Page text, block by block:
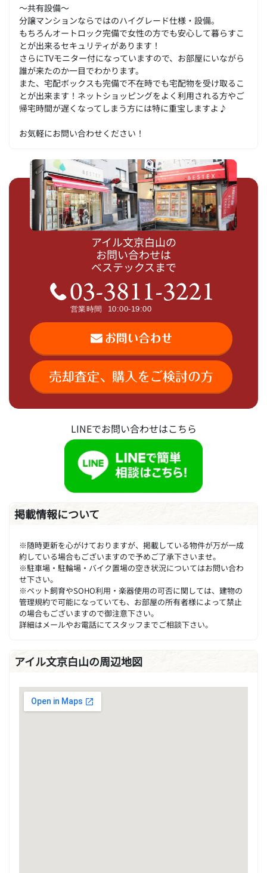
～共有設備～
分譲マンションならではのハイグレード仕様・設備。
もちろんオートロック完備で女性の方でも安心して暮らすこ
とが出来るセキュリティがあります！
さらにTVモニター付になっていますので、お部屋にいながら
誰が来たのか一目でわかります。
また、宅配ボックスも完備で不在時でも宅配物を受け取るこ
とが出来ます！ネットショッピングをよく利用される方やご
帰宅時間が遅くなってしまう方には特に重宝しますよ♪
お気軽にお問い合わせください！
アイル文京白山の
お問い合わせは
ベステックスまで
LINEでお問い合わせはこちら
掲載情報について
※随時更新を心がけておりますが、掲載している物件が万が一成
約している場合もございますので予めご了承下さいませ。
※駐車場・駐輪場・バイク置場の空き状況についてはお問い合わ
せ下さい。
※ペット飼育やSOHO利用・楽器使用の可否に関しては、建物の
管理規約で可能になっていても、お部屋の所有者様によって禁止
の場合もございますので御注意下さい。
詳細はメールやお電話にてスタッフまでご相談下さい。
アイル文京白山の周辺地図